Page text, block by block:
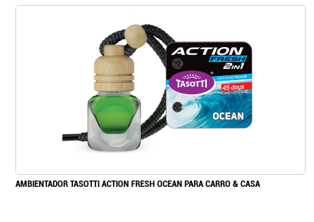
AMBIENTADOR TASOTTI ACTION FRESH OCEAN PARA CARRO & CASA